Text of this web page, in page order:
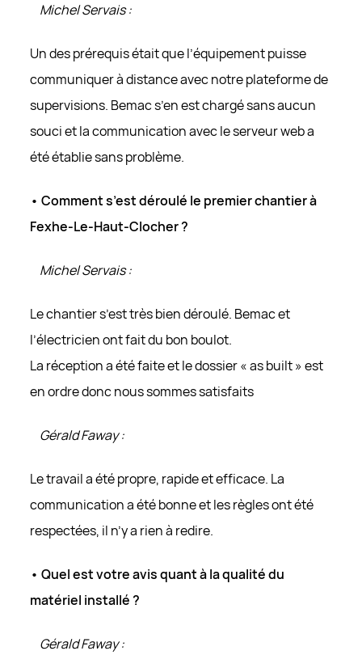
Michel Servais :
Un des prérequis était que l’équipement puisse
communiquer à distance avec notre plateforme de
supervisions. Bemac s’en est chargé sans aucun
souci et la communication avec le serveur web a
été établie sans problème.
• Comment s’est déroulé le premier chantier à
Fexhe-Le-Haut-Clocher ?
Michel Servais :
Le chantier s’est très bien déroulé. Bemac et
l’électricien ont fait du bon boulot.
La réception a été faite et le dossier « as built » est
en ordre donc nous sommes satisfaits
Gérald Faway :
Le travail a été propre, rapide et efficace. La
communication a été bonne et les règles ont été
respectées, il n’y a rien à redire.
• Quel est votre avis quant à la qualité du
matériel installé ?
Gérald Faway :